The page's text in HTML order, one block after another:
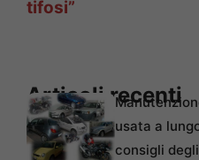
tifosi”
Articoli recenti
usata a
consigli